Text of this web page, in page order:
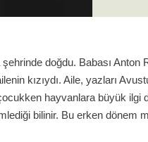
doğdu. Babası Anton
kızıydı. Aile, yazları
hayvanlara büyük ilgi
bilinir. Bu erken dönem